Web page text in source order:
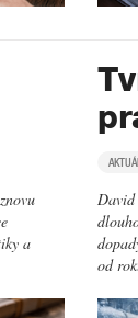
a
David
od